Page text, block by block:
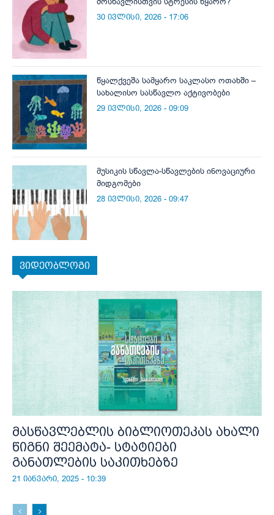
30 ივლისი, 2026 - 17:06
წყალქვეშა სამყარო საკლასო ოთახში –
სახალისო სასწავლო აქტივობები
29 ივლისი, 2026 - 09:09
მუსიკის სწავლა-სწავლების ინოვაციური
მიდგომები
28 ივლისი, 2026 - 09:47
ვიდეობლოგი
მასწავლებლის ბიბლიოთეკას ახალი
წიგნი შეემატა- სტატიები
განათლების საკითხებზე
21 იანვარი, 2025 - 10:39